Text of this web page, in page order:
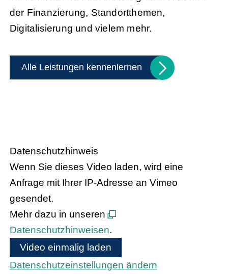
der Finanzierung, Standortthemen,
Digitalisierung und vielem mehr.
Alle Leistungen kennenlernen
Datenschutzhinweis
Wenn Sie dieses Video laden, wird eine
Anfrage mit Ihrer IP-Adresse an Vimeo
gesendet.
Mehr dazu in unseren
Datenschutzhinweisen.
Video einmalig laden
Datenschutzeinstellungen ändern